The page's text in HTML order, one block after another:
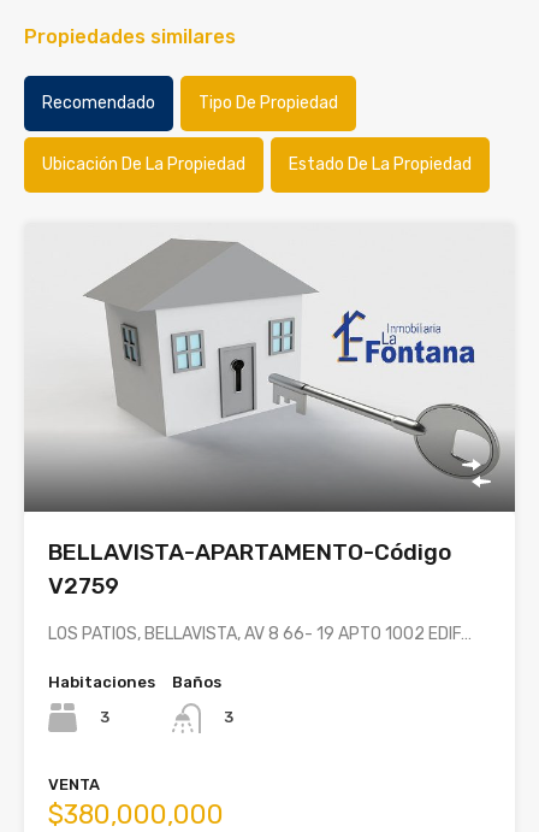
Propiedades similares
Recomendado Tipo De Propiedad
Ubicación De La Propiedad Estado De La Propiedad
BELLAVISTA-APARTAMENTO-Código
V2759
LOS PATIOS, BELLAVISTA, AV 8 66- 19 APTO 1002 EDIF…
Habitaciones
3
Baños
3
VENTA
$380,000,000